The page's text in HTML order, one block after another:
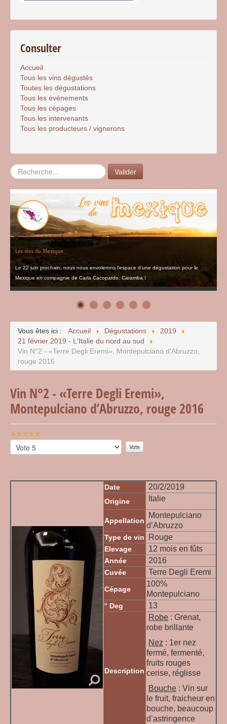
Consulter
Accueil
Tous les vins dégustés
Toutes les dégustations
Tous les événements
Tous les cépages
Tous les intervenants
Tous les producteurs / vignerons
Rechercher Valider
Les vins du Mexique
Le 22 juin prochain, nous nous envolerons l'espace d'une dégustation pour le
Mexique en compagnie de Carla Cacopardo. Caramba !
Vous êtes ici : Accueil Dégustations
2019
21 février 2019 - L'Italie du nord au sud
Vin N°2 - «Terre Degli Eremi», Montepulciano d’Abruzzo,
rouge 2016
Vin N°2 - «Terre Degli Eremi»,
Montepulciano d’Abruzzo, rouge 2016
Vote
utilisateur:
Veuillez
voter
Date 20/2/2019
Origine Italie
Appellation
Montepulciano
d’Abruzzo
Type de vin Rouge
Elevage 12 mois en fûts
Année 2016
Cuvée Terre Degli Eremi
Cépage
100%
Montepulciano
° Deg 13
Description
Robe : Grenat,
robe brillante
Nez : 1er nez
fermé, fermenté,
fruits rouges
cerise, réglisse
Bouche : Vin sur
le fruit, fraicheur en
bouche, beaucoup
d’astringence